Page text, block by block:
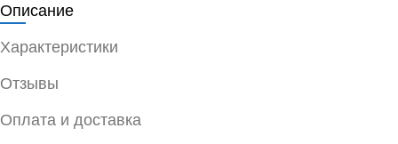
Описание
Характеристики
Отзывы
Оплата и доставка